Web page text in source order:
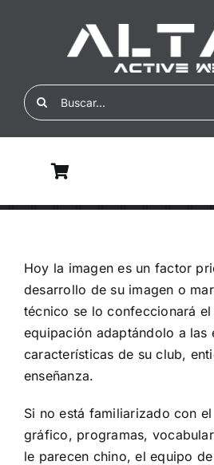
Search
for:
Nosotros
ALTAN ECO
ALTAN QR
Sanitario
Hoy la imagen es un factor
desarrollo de su imagen o
técnico se lo confeccionará
equipación adaptándolo a las
características de su club,
enseñanza.
Si no está familiarizado con
gráfico, programas,
le parecen chino, el equipo